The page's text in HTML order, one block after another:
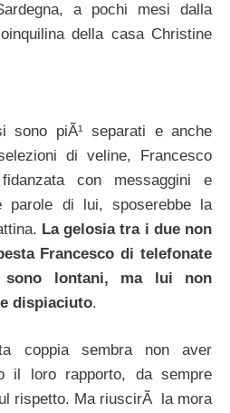
a pochi mesi dalla
della casa Christine
sono piÃ¹ separati e anche
di veline, Francesco
con messaggini e
parole di lui, sposerebbe la
La gelosia tra i due non
Francesco di telefonate
sono lontani, ma lui non
dispiaciuto.
coppia sembra non aver
il loro rapporto, da sempre
rispetto. Ma riuscirÃ la mora